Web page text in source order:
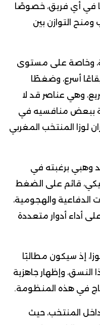
في أي فريق، خصوصًا
ومنح التوازن بين
وخاصة على مستوى
أسرع، وضغطًا
وهي عناصر قد لا
ببعض منافسيه في
لوزا المنتخب المغربي
وهبي برغبته في
قائم على الضغط
الدفاعية والهجومية،
أداء أدوار متعددة
إذ سيكون مطالبًا
النسق، وإظهار جاهزية
في هذه المنظومة.
المنتخب، حيث